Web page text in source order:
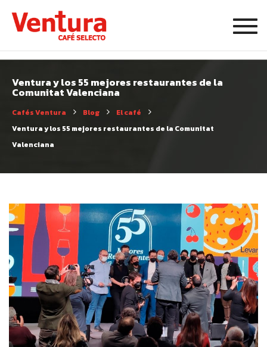
Ventura y los 55 mejores restaurantes de la
Comunitat Valenciana
Cafés Ventura Blog
El café
Ventura y los 55 mejores restaurantes de la Comunitat
Valenciana